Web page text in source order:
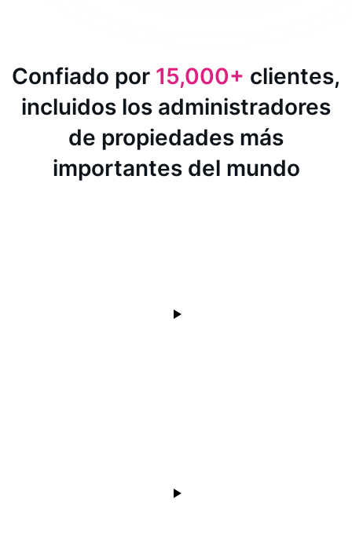
Confiado por 15,000+ clientes,
incluidos los administradores
de propiedades más
importantes del mundo